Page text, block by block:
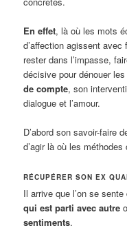
En effet, là où les mots
d’affection agissent
rester dans l’impasse,
décisive pour dénouer
de compte, son
dialogue et l’amour.
D’abord son savoir-faire
d’agir là où les
RÉCUPÉRER SON EX
Il arrive que l’on se
qui est parti avec autre
sentiments.